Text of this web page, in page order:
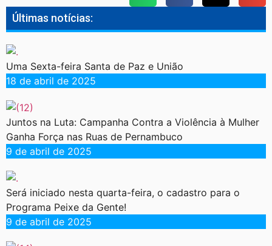
Últimas notícias:
Uma Sexta-feira Santa de Paz e União
18 de abril de 2025
Juntos na Luta: Campanha Contra a Violência à Mulher
Ganha Força nas Ruas de Pernambuco
9 de abril de 2025
Será iniciado nesta quarta-feira, o cadastro para o
Programa Peixe da Gente!
9 de abril de 2025